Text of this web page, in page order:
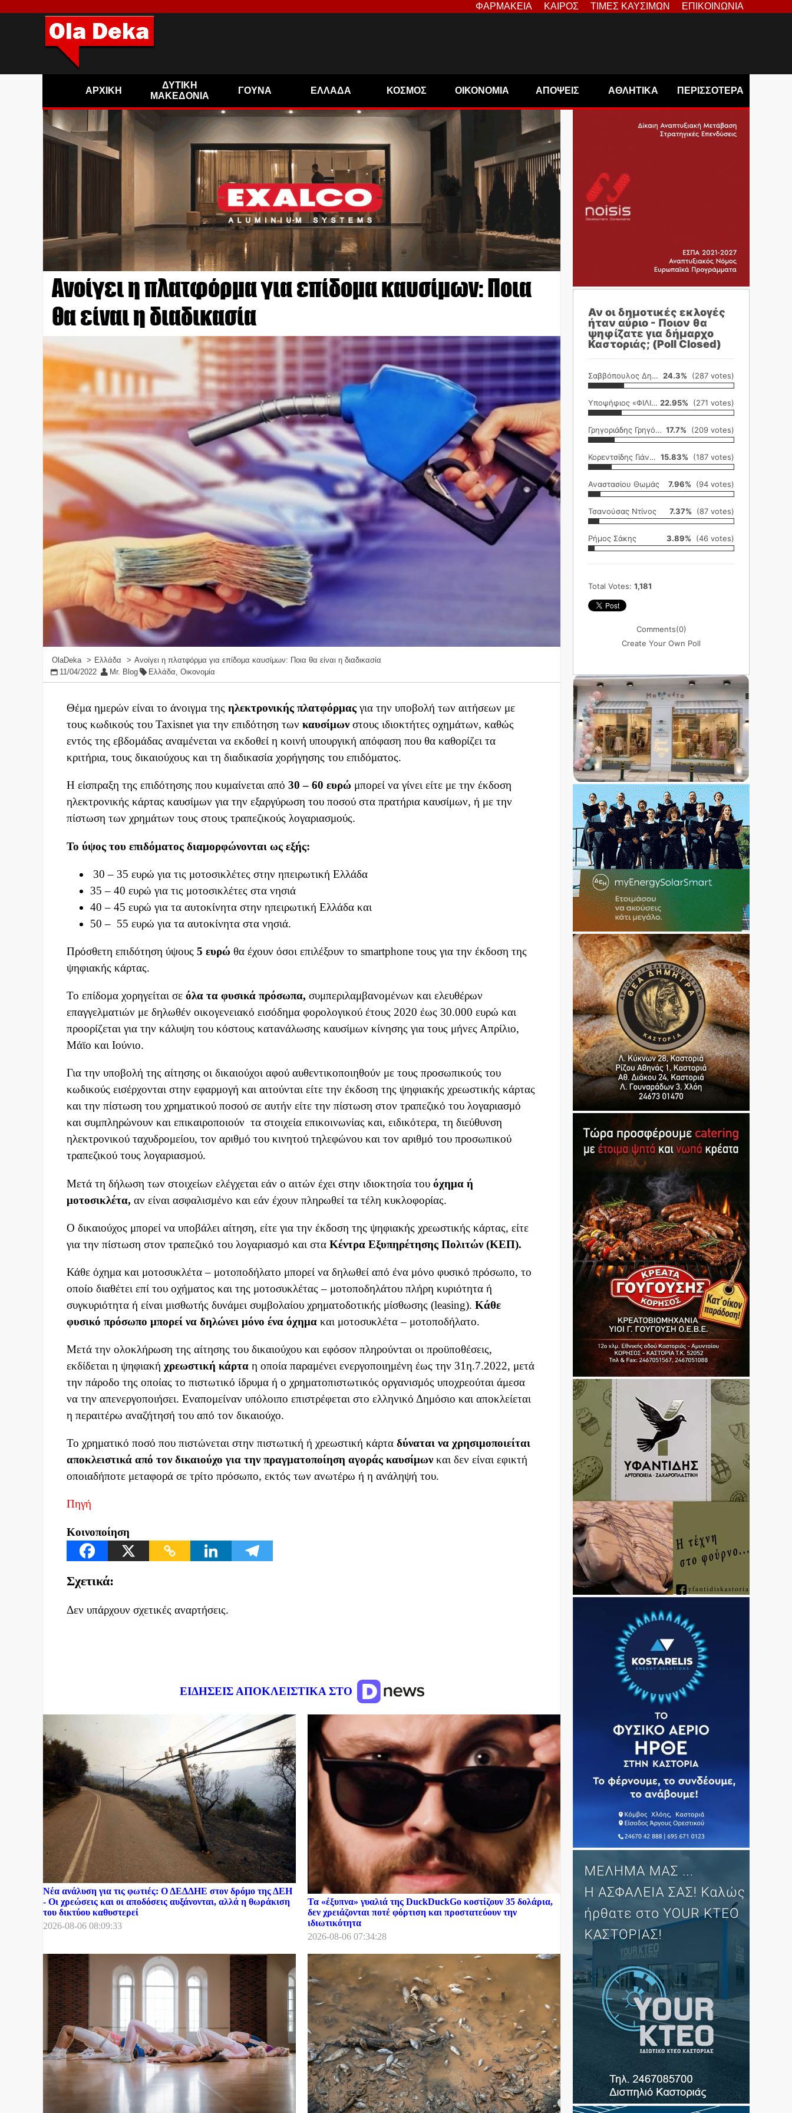
ΦΑΡΜΑΚΕΙΑ ΚΑΙΡΟΣ ΤΙΜΕΣ ΚΑΥΣΙΜΩΝ ΕΠΙΚΟΙΝΩΝΙΑ
ΑΡΧΙΚΗ
ΔΥΤΙΚΗ
ΜΑΚΕΔΟΝΙΑ
ΓΟΥΝΑ ΕΛΛΑΔΑ ΚΟΣΜΟΣ ΟΙΚΟΝΟΜΙΑ ΑΠΟΨΕΙΣ ΑΘΛΗΤΙΚΑ ΠΕΡΙΣΣΟΤΕΡΑ
Ανοίγει η πλατφόρμα για επίδομα καυσίμων: Ποια
θα είναι η διαδικασία
OlaDeka Ελλάδα
Ανοίγει η πλατφόρμα για επίδομα καυσίμων: Ποια θα είναι η διαδικασία
11/04/2022
Mr. Blog Ελλάδα, Οικονομία
Θέμα ημερών είναι το άνοιγμα της ηλεκτρονικής πλατφόρμας για την υποβολή των αιτήσεων με
τους κωδικούς του Taxisnet για την επιδότηση των καυσίμωνστους ιδιοκτήτες οχημάτων, καθώς
εντός της εβδομάδας αναμένεται να εκδοθεί η κοινή υπουργική απόφαση που θα καθορίζει τα
κριτήρια, τους δικαιούχους και τη διαδικασία χορήγησης του επιδόματος.
Η είσπραξη της επιδότησης που κυμαίνεται από 30 – 60 ευρώ μπορεί να γίνει είτε με την έκδοση
ηλεκτρονικής κάρτας καυσίμων για την εξαργύρωση του ποσού στα πρατήρια καυσίμων, ή με την
πίστωση των χρημάτων τους στους τραπεζικούς λογαριασμούς.
Το ύψος του επιδόματος διαμορφώνονται ως εξής:
30 – 35 ευρώ για τις μοτοσικλέτες στην ηπειρωτική Ελλάδα
35 – 40 ευρώ για τις μοτοσικλέτες στα νησιά
40 – 45 ευρώ για τα αυτοκίνητα στην ηπειρωτική Ελλάδα και
50 – 55 ευρώ για τα αυτοκίνητα στα νησιά.
Πρόσθετη επιδότηση ύψους 5 ευρώ θα έχουν όσοι επιλέξουν το smartphone τους για την έκδοση της
ψηφιακής κάρτας.
Το επίδομα χορηγείται σε όλα τα φυσικά πρόσωπα, συμπεριλαμβανομένων και ελευθέρων
επαγγελματιών με δηλωθέν οικογενειακό εισόδημα φορολογικού έτους 2020 έως 30.000 ευρώ και
προορίζεται για την κάλυψη του κόστους κατανάλωσης καυσίμων κίνησης για τους μήνες Απρίλιο,
Μάϊο και Ιούνιο.
Για την υποβολή της αίτησης οι δικαιούχοι αφού αυθεντικοποιηθούν με τους προσωπικούς του
κωδικούς εισέρχονται στην εφαρμογή και αιτούνται είτε την έκδοση της ψηφιακής χρεωστικής κάρτας
και την πίστωση του χρηματικού ποσού σε αυτήν είτε την πίστωση στον τραπεζικό του λογαριασμό
και συμπληρώνουν και επικαιροποιούν τα στοιχεία επικοινωνίας και, ειδικότερα, τη διεύθυνση
ηλεκτρονικού ταχυδρομείου, τον αριθμό του κινητού τηλεφώνου και τον αριθμό του προσωπικού
τραπεζικού τους λογαριασμού.
Μετά τη δήλωση των στοιχείων ελέγχεται εάν ο αιτών έχει στην ιδιοκτησία του όχημα ή
μοτοσικλέτα, αν είναι ασφαλισμένο και εάν έχουν πληρωθεί τα τέλη κυκλοφορίας.
Ο δικαιούχος μπορεί να υποβάλει αίτηση, είτε για την έκδοση της ψηφιακής χρεωστικής κάρτας, είτε
για την πίστωση στον τραπεζικό του λογαριασμό και στα Κέντρα Εξυπηρέτησης Πολιτών (ΚΕΠ).
Κάθε όχημα και μοτοσυκλέτα – μοτοποδήλατο μπορεί να δηλωθεί από ένα μόνο φυσικό πρόσωπο, το
οποίο διαθέτει επί του οχήματος και της μοτοσυκλέτας – μοτοποδηλάτου πλήρη κυριότητα ή
συγκυριότητα ή είναι μισθωτής δυνάμει συμβολαίου χρηματοδοτικής μίσθωσης (leasing). Κάθε
φυσικό πρόσωπο μπορεί να δηλώνει μόνο ένα όχημα και μοτοσυκλέτα – μοτοποδήλατο.
Μετά την ολοκλήρωση της αίτησης του δικαιούχου και εφόσον πληρούνται οι προϋποθέσεις,
εκδίδεται η ψηφιακή χρεωστική κάρτα η οποία παραμένει ενεργοποιημένη έως την 31η.7.2022, μετά
την πάροδο της οποίας το πιστωτικό ίδρυμα ή ο χρηματοπιστωτικός οργανισμός υποχρεούται άμεσα
να την απενεργοποιήσει. Εναπομείναν υπόλοιπο επιστρέφεται στο ελληνικό Δημόσιο και αποκλείεται
η περαιτέρω αναζήτησή του από τον δικαιούχο.
Το χρηματικό ποσό που πιστώνεται στην πιστωτική ή χρεωστική κάρτα δύναται να χρησιμοποιείται
αποκλειστικά από τον δικαιούχο για την πραγματοποίηση αγοράς καυσίμωνκαι δεν είναι εφικτή
οποιαδήποτε μεταφορά σε τρίτο πρόσωπο, εκτός των ανωτέρω ή η ανάληψή του.
Πηγή
Κοινοποίηση
Σχετικά:
Δεν υπάρχουν σχετικές αναρτήσεις.
ΕΙΔΗΣΕΙΣ ΑΠΟΚΛΕΙΣΤΙΚΑ ΣΤΟ
Νέα ανάλυση για τις φωτιές: Ο ΔΕΔΔΗΕ στον δρόμο της ΔΕΗ
- Οι χρεώσεις και οι αποδόσεις αυξάνονται, αλλά η θωράκιση
του δικτύου καθυστερεί
2026-08-06 08:09:33
Τα «έξυπνα» γυαλιά της DuckDuckGo κοστίζουν 35 δολάρια,
δεν χρειάζονται ποτέ φόρτιση και προστατεύουν την
ιδιωτικότητα
2026-08-06 07:34:28
Αν οι δημοτικές εκλογές
ήταν αύριο - Ποιον θα
ψηφίζατε για δήμαρχο
Καστοριάς; (Poll Closed)
Σαββόπουλος Δημήτρης 24.3% (287 votes)
Υποψήφιος «ΦΙΛΙΚΗ ΕΤΑΙΡΕΙΑ» 22.95% (271 votes)
Γρηγοριάδης Γρηγόρης 17.7% (209 votes)
Κορεντσίδης Γιάννης 15.83% (187 votes)
Αναστασίου Θωμάς 7.96% (94 votes)
Τσανούσας Ντίνος 7.37% (87 votes)
Ρήμος Σάκης 3.89% (46 votes)
Total Votes: 1,181
Comments(0)
Create Your Own Poll